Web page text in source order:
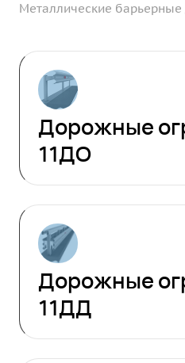
Металлические
Дорожные
11ДО
Дорожные
11ДД